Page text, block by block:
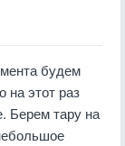
будем
на этот раз
Берем тару на